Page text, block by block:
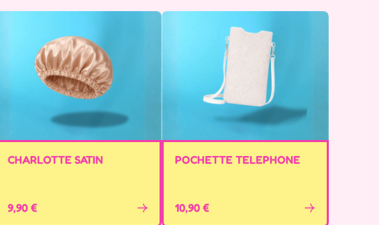
CHARLOTTE SATIN
9,90 €
POCHETTE TELEPHONE
10,90 €